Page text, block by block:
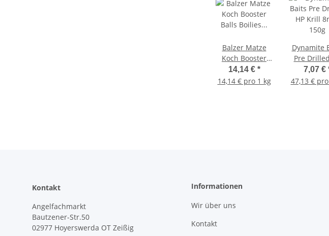
Balzer Matze
Koch Booster
Balls Boilies
Weißbrot-Vanille
14,14 € *
14,14 € pro 1 kg
Dynamite
Pre
Krill 8mm
7,07 €
47,13 €
Kontakt
Angelfachmarkt
Bautzener-Str.50
02977 Hoyerswerda OT Zeißig
Informationen
Wir über uns
Kontakt